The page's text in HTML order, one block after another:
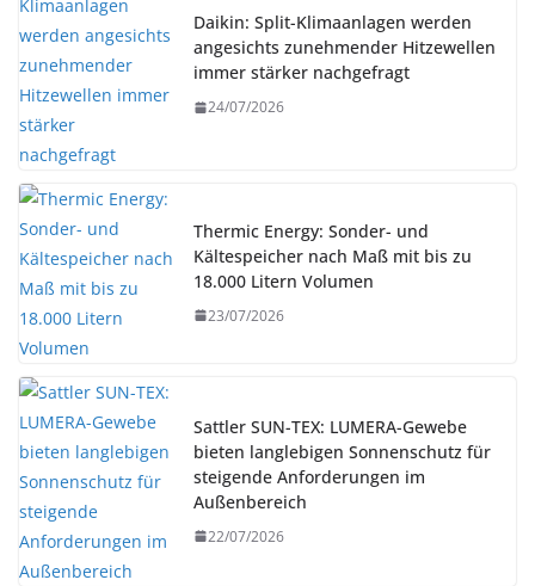
Daikin: Split-Klimaanlagen werden
angesichts zunehmender Hitzewellen
immer stärker nachgefragt
24/07/2026
Thermic Energy: Sonder- und
Kältespeicher nach Maß mit bis zu
18.000 Litern Volumen
23/07/2026
Sattler SUN-TEX: LUMERA-Gewebe
bieten langlebigen Sonnenschutz für
steigende Anforderungen im
Außenbereich
22/07/2026